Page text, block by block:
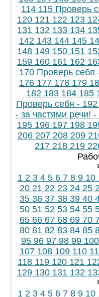
114115Проверь
120 121 122 123
131 132 133 134
142 143 144 145
148 149 150 151
159 160 161 162
170 Проверь себя
176 177 178 179
182183184185
Проверь себя - 192
- за частями речи!
195 196 197 198
206207208209
217 218 219
12345678910
20 21 22 23 24 25
35 36 37 38 39 40
50 51 52 53 54 55
65 66 67 68 69 70
80 81 82 83 84 85
9596979899100
107108109110
118 119 120 121
129 130 131 132
12345678910